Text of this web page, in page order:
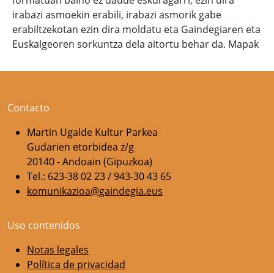
irabazi asmoekin erabili, irabazi asmorik gabe
erabiltzekotan ezin dira moldatu eta Gaindegiaren eta
Euskalgeoren sorkuntza dela aitortu behar da. Mapak
Contacto
Martin Ugalde Kultur Parkea
Gudarien etorbidea z/g
20140 - Andoain (Gipuzkoa)
Tel.: 623-38 02 23 / 943-30 43 65
komunikazioa@gaindegia.eus
Uso contenidos
Notas legales
Política de privacidad